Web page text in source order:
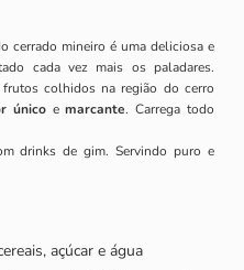
cerrado mineiro é uma deliciosa e
cada vez mais os paladares.
colhidos na região do cerro
únicoemarcante. Carrega todo
drinks de gim. Servindo puro e
açúcar e água